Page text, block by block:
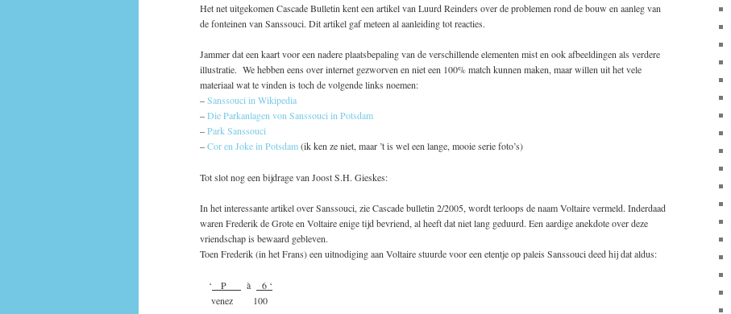
Het net uitgekomen Cascade Bulletin kent een artikel van Luurd Reinders over de problemen rond de bouw en aanleg van
de fonteinen van Sanssouci. Dit artikel gaf meteen al aanleiding tot reacties.
Jammer dat een kaart voor een nadere plaatsbepaling van de verschillende elementen mist en ook afbeeldingen als verdere
illustratie. We hebben eens over internet gezworven en niet een 100% match kunnen maken, maar willen uit het vele
materiaal wat te vinden is toch de volgende links noemen:
–Sanssouci in Wikipedia
–Die Parkanlagen von Sanssouci in Potsdam
–Park Sanssouci
–Cor en Joke in Potsdam(ik ken ze niet, maar ’t is wel een lange, mooie serie foto’s)
Tot slot nog een bijdrage van Joost S.H. Gieskes:
In het interessante artikel over Sanssouci, zie Cascade bulletin 2/2005, wordt terloops de naam Voltaire vermeld. Inderdaad
waren Frederik de Grote en Voltaire enige tijd bevriend, al heeft dat niet lang geduurd. Een aardige anekdote over deze
vriendschap is bewaard gebleven.
Toen Frederik (in het Frans) een uitnodiging aan Voltaire stuurde voor een etentje op paleis Sanssouci deed hij dat aldus:
‘ P à
6 ‘
venez 100